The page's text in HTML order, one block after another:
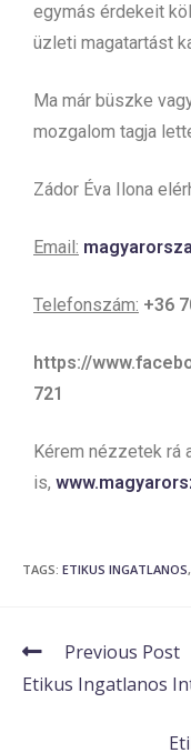
egymás érdekeit
üzleti magatartást
Ma már büszke
mozgalom tagja
Zádor Éva Ilona
Email:
Telefonszám: +36
https://
721
Kérem nézzetek rá
is,
TAGS: ETIKUS INGATLANOS,
Previous Post
Etikus Ingatlanos